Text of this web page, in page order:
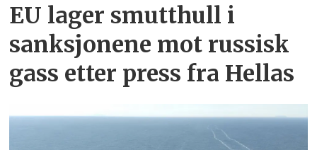
EU lager smutthull i
sanksjonene mot russisk
gass etter press fra Hellas